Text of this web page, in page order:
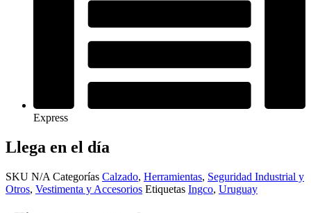
Express
Llega en el día
SKU N/A Categorías Calzado, Herramientas, Seguridad Industrial y
Otros, Vestimenta y Accesorios Etiquetas Ingco, Uruguay